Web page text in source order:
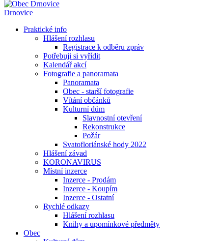
Drnovice
Praktické info
Hlášení rozhlasu
Registrace k odběru zpráv
Potřebuji si vyřídit
Kalendář akcí
Fotografie a panoramata
Panoramata
Obec - starší fotografie
Vítání občánků
Kulturní dům
Slavnostní otevření
Rekonstrukce
Požár
Svatofloriánské hody 2022
Hlášení závad
KORONAVIRUS
Místní inzerce
Inzerce - Prodám
Inzerce - Koupím
Inzerce - Ostatní
Rychlé odkazy
Hlášení rozhlasu
Knihy a upomínkové předměty
Obec